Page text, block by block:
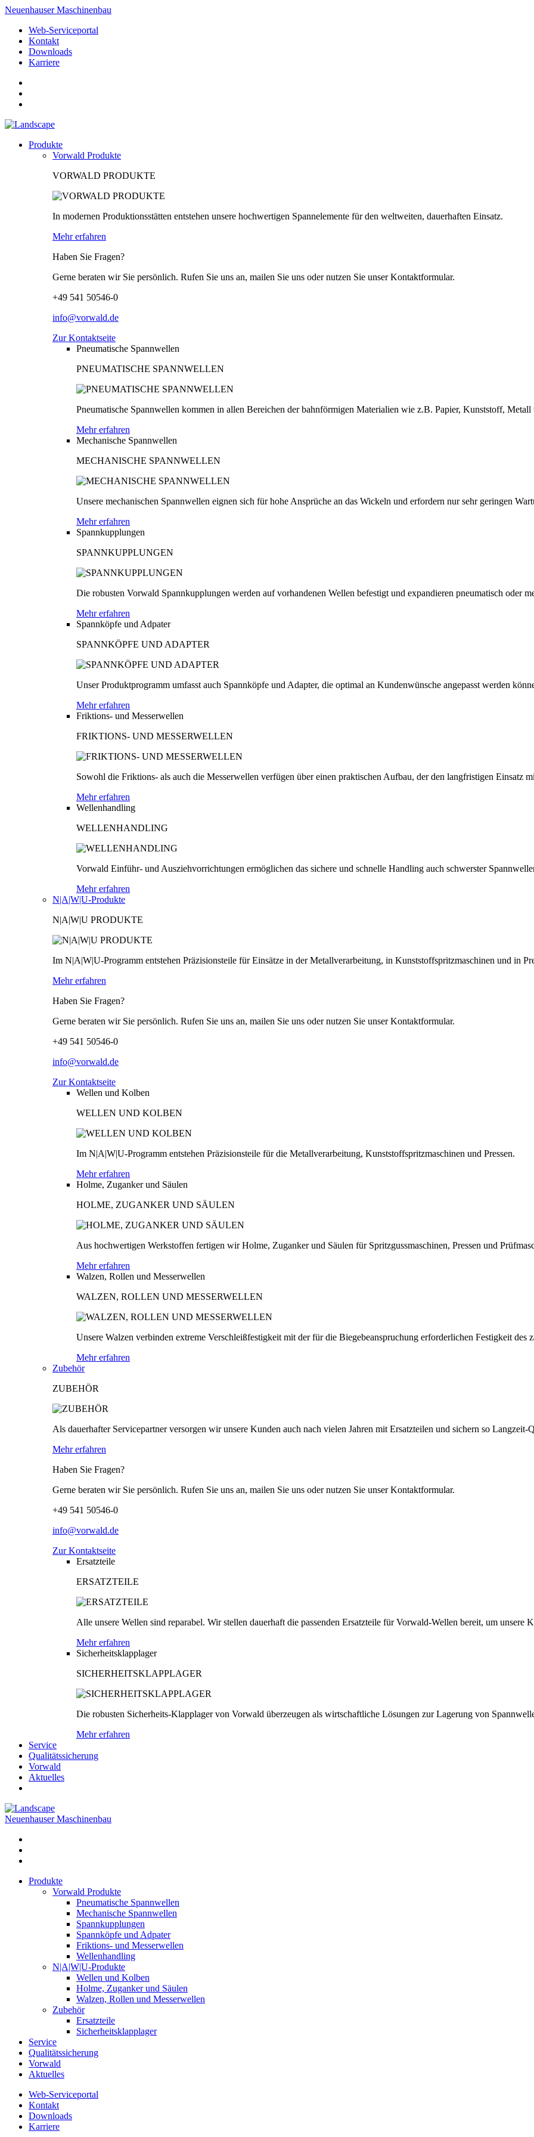
Neuenhauser Maschinenbau
Web-Serviceportal
Kontakt
Downloads
Karriere
Produkte
Vorwald Produkte
VORWALD PRODUKTE
In modernen Produktionsstätten entstehen unsere hochwertigen Spannelemente für den weltweiten, dauerhaften Einsatz.
Mehr erfahren
Haben Sie Fragen?
Gerne beraten wir Sie persönlich. Rufen Sie uns an, mailen Sie uns oder nutzen Sie unser Kontaktformular.
+49 541 50546-0
info@vorwald.de
Zur Kontaktseite
Pneumatische Spannwellen
PNEUMATISCHE SPANNWELLEN
Pneumatische Spannwellen kommen in allen Bereichen der bahnförmigen Materialien wie z.B. Papier, Kunststoff,
Mehr erfahren
Mechanische Spannwellen
MECHANISCHE SPANNWELLEN
Unsere mechanischen Spannwellen eignen sich für hohe Ansprüche an das Wickeln und erfordern nur sehr geringen
Mehr erfahren
Spannkupplungen
SPANNKUPPLUNGEN
Die robusten Vorwald Spannkupplungen werden auf vorhandenen Wellen befestigt und expandieren pneumatisch oder
Mehr erfahren
Spannköpfe und Adpater
SPANNKÖPFE UND ADAPTER
Unser Produktprogramm umfasst auch Spannköpfe und Adapter, die optimal an Kundenwünsche angepasst werden
Mehr erfahren
Friktions- und Messerwellen
FRIKTIONS- UND MESSERWELLEN
Sowohl die Friktions- als auch die Messerwellen verfügen über einen praktischen Aufbau, der den langfristigen Einsatz
Mehr erfahren
Wellenhandling
WELLENHANDLING
Vorwald Einführ- und Ausziehvorrichtungen ermöglichen das sichere und schnelle Handling auch schwerster
Mehr erfahren
N|A|W|U-Produkte
N|A|W|U PRODUKTE
Im N|A|W|U-Programm entstehen Präzisionsteile für Einsätze in der Metallverarbeitung, in Kunststoffspritzmaschinen und in
Mehr erfahren
Haben Sie Fragen?
Gerne beraten wir Sie persönlich. Rufen Sie uns an, mailen Sie uns oder nutzen Sie unser Kontaktformular.
+49 541 50546-0
info@vorwald.de
Zur Kontaktseite
Wellen und Kolben
WELLEN UND KOLBEN
Im N|A|W|U-Programm entstehen Präzisionsteile für die Metallverarbeitung, Kunststoffspritzmaschinen und Pressen.
Mehr erfahren
Holme, Zuganker und Säulen
HOLME, ZUGANKER UND SÄULEN
Aus hochwertigen Werkstoffen fertigen wir Holme, Zuganker und Säulen für Spritzgussmaschinen, Pressen und
Mehr erfahren
Walzen, Rollen und Messerwellen
WALZEN, ROLLEN UND MESSERWELLEN
Unsere Walzen verbinden extreme Verschleißfestigkeit mit der für die Biegebeanspruchung erforderlichen Festigkeit des
Mehr erfahren
Zubehör
ZUBEHÖR
Als dauerhafter Servicepartner versorgen wir unsere Kunden auch nach vielen Jahren mit Ersatzteilen und sichern so Langzeit-
Mehr erfahren
Haben Sie Fragen?
Gerne beraten wir Sie persönlich. Rufen Sie uns an, mailen Sie uns oder nutzen Sie unser Kontaktformular.
+49 541 50546-0
info@vorwald.de
Zur Kontaktseite
Ersatzteile
ERSATZTEILE
Alle unsere Wellen sind reparabel. Wir stellen dauerhaft die passenden Ersatzteile für Vorwald-Wellen bereit, um unsere
Mehr erfahren
Sicherheitsklapplager
SICHERHEITSKLAPPLAGER
Die robusten Sicherheits-Klapplager von Vorwald überzeugen als wirtschaftliche Lösungen zur Lagerung von
Mehr erfahren
Service
Qualitätssicherung
Vorwald
Aktuelles
Neuenhauser Maschinenbau
Produkte
Vorwald Produkte
Pneumatische Spannwellen
Mechanische Spannwellen
Spannkupplungen
Spannköpfe und Adpater
Friktions- und Messerwellen
Wellenhandling
N|A|W|U-Produkte
Wellen und Kolben
Holme, Zuganker und Säulen
Walzen, Rollen und Messerwellen
Zubehör
Ersatzteile
Sicherheitsklapplager
Service
Qualitätssicherung
Vorwald
Aktuelles
Web-Serviceportal
Kontakt
Downloads
Karriere